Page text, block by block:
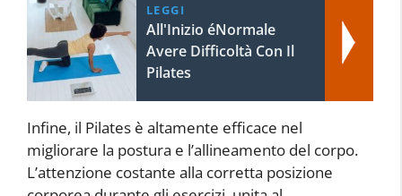
LEGGI
All'Inizio éNormale
Avere Difficoltà Con Il
Pilates
Infine, il Pilates è altamente efficace nel
migliorare la postura e l’allineamento del corpo.
L’attenzione costante alla corretta posizione